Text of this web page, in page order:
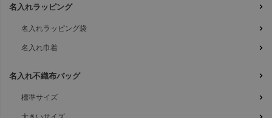
名入れラッピング
名入れラッピング袋
名入れ巾着
名入れ不織布バッグ
標準サイズ